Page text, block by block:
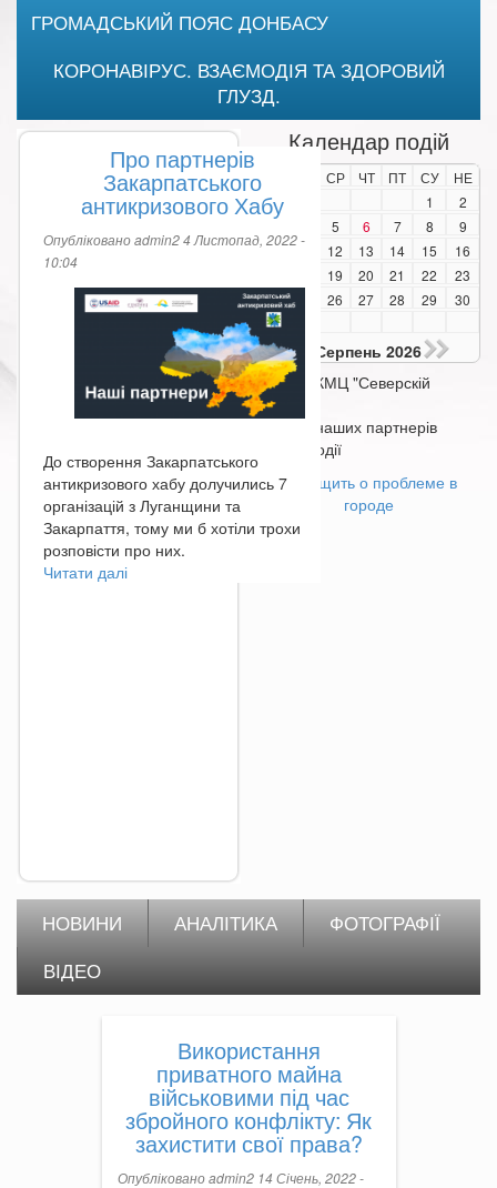
ГРОМАДСЬКИЙ ПОЯС ДОНБАСУ
КОРОНАВІРУС. ВЗАЄМОДІЯ ТА ЗДОРОВИЙ
ГЛУЗД.
Про партнерів
Закарпатського
антикризового Хабу
Опублікованоadmin24 Листопад, 2022 -
10:04
До створення Закарпатського
антикризового хабу долучились 7
організацій з Луганщини та
Закарпаття, тому ми б хотіли трохи
розповісти про них.
Читати далі
Календар подій
СР ЧТ ПТ СУ
НЕ
1
2
5 6 7 8
9
10
12 13 14 15
16
19 20 21 22
23
24
26 27 28 29
30
31
Серпень 2026
✔Події КМЦ "Северскій
Донець"
Події наших партнерів
Інші події
Сообщить о проблеме в
городе
НОВИНИ АНАЛІТИКА
ФОТОГРАФІЇ
ВІДЕО
Використання
приватного майна
військовими під час
збройного конфлікту: Як
захистити свої права?
Опублікованоadmin214 Січень, 2022 -